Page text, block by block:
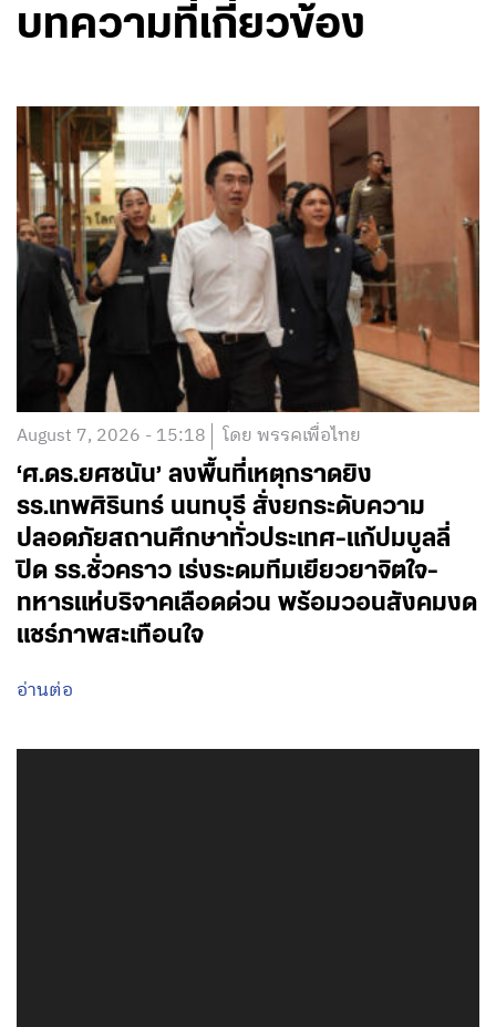
บทความที่เกี่ยวข้อง
August 7, 2026 - 15:18 โดย พรรคเพื่อไทย
‘ศ.ดร.ยศชนัน’ ลงพื้นที่เหตุกราดยิง
รร.เทพศิรินทร์ นนทบุรี สั่งยกระดับความ
ปลอดภัยสถานศึกษาทั่วประเทศ-แก้ปมบูลลี่
ปิด รร.ชั่วคราว เร่งระดมทีมเยียวยาจิตใจ-
ทหารแห่บริจาคเลือดด่วน พร้อมวอนสังคมงด
แชร์ภาพสะเทือนใจ
อ่านต่อ